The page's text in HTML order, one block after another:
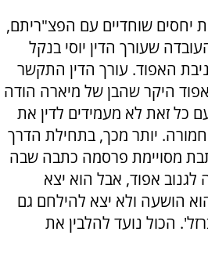
יחסים שוחדיים עם הפצ"ריתם,
שעורך הדין יוסי בנקל
האפוד. עורך הדין התקשר
היקר שהבן של מיארה הודה
כל זאת לא מעמידים לדין את
יותר מכך, בתחילת הדרך
מסויימת פרסמה כתבה שבה
אפוד, אבל הוא יצא
הושעה ולא יצא להילחם גם
הכול נועד להלבין את